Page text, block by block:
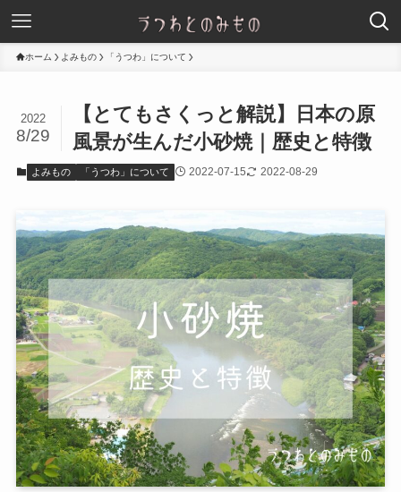
ホーム よみもの 「うつわ」について
【とてもさくっと解説】日本の原
風景が生んだ小砂焼｜歴史と特徴
2022
8/29
よみもの 「うつわ」について 2022-07-15 2022-08-29